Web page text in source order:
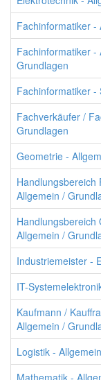
Fachinformatiker -
Fachinformatiker -
Grundlagen
Fachinformatiker -
Fachverkäufer /
Grundlagen
Geometrie -
Handlungsbereich
Allgemein /
Handlungsbereich
Allgemein /
Industriemeister -
IT-
Kaufmann /
Allgemein /
Logistik -
Mathematik -